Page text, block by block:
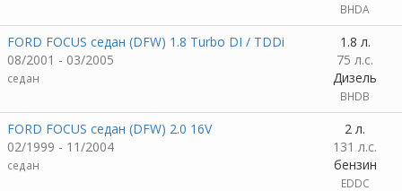
BHDA
FORD FOCUS седан (DFW) 1.8 Turbo DI / TDDi
08/2001 - 03/2005
седан
1.8 л.
75 л.с.
Дизель
BHDB
FORD FOCUS седан (DFW) 2.0 16V
02/1999 - 11/2004
седан
2 л.
131 л.с.
бензин
EDDC